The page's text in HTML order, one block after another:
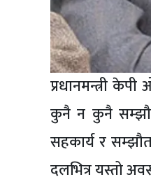
प्रधानमन्त्री
कुनै न कुनै
सहकार्य र
दलभित्र यस्तो